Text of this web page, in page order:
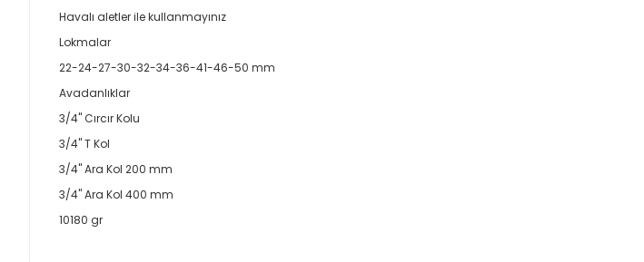
Havalı aletler ile kullanmayınız
Lokmalar
22-24-27-30-32-34-36-41-46-50 mm
Avadanlıklar
3/4" Cırcır Kolu
3/4" T Kol
3/4" Ara Kol 200 mm
3/4" Ara Kol 400 mm
10180 gr